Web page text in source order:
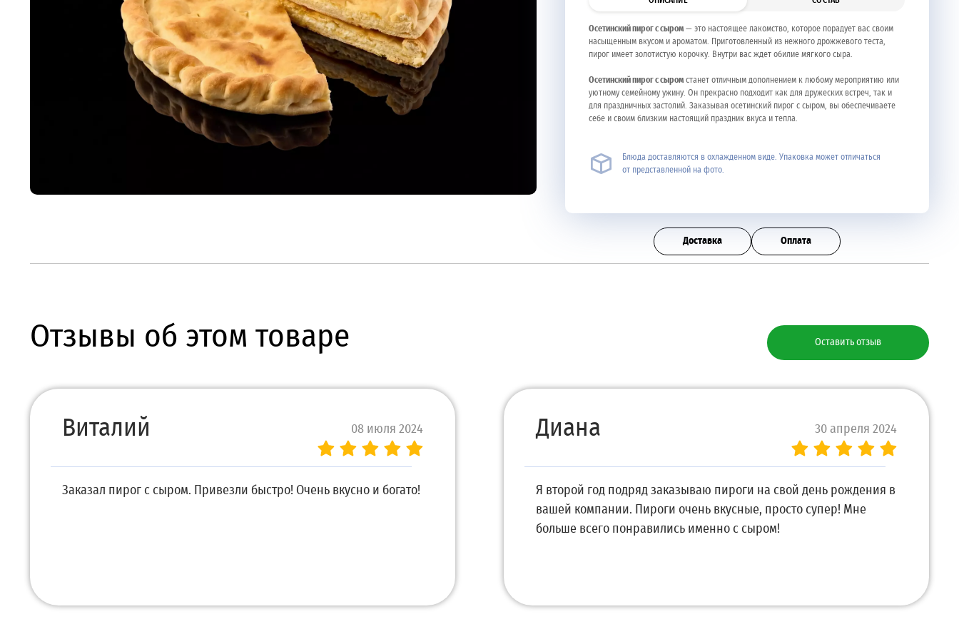
Осетинский пирог с сыром — это настоящее лакомство, которое порадует вас своим
насыщенным вкусом и ароматом. Приготовленный из нежного дрожжевого теста,
пирог имеет золотистую корочку. Внутри вас ждет обилие мягкого сыра.
Осетинский пирог с сыром станет отличным дополнением к любому мероприятию или
уютному семейному ужину. Он прекрасно подходит как для дружеских встреч, так и
для праздничных застолий. Заказывая осетинский пирог с сыром, вы обеспечиваете
себе и своим близким настоящий праздник вкуса и тепла.
Блюда доставляются в охлажденном виде. Упаковка может отличаться
от представленной на фото.
Доставка Оплата
Отзывы об этом товаре Оставить отзыв
Виталий 08 июля 2024
Заказал пирог с сыром. Привезли быстро! Очень вкусно и богато!
Диана 30 апреля 2024
Я второй год подряд заказываю пироги на свой день рождения в
вашей компании. Пироги очень вкусные, просто супер! Мне
больше всего понравились именно с сыром!